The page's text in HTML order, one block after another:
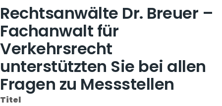
Rechtsanwälte Dr. Breuer –
Fachanwalt für
Verkehrsrecht
unterstützten Sie bei allen
Fragen zu Messstellen
Titel